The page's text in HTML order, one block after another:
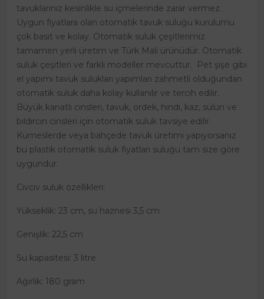
tavuklarınız kesinlikle su içmelerinde zarar vermez.
Uygun fiyatlara olan otomatik tavuk suluğu kurulumu
çok basit ve kolay. Otomatik suluk çeşitlerimiz
tamamen yerli üretim ve Türk Malı ürünüdür. Otomatik
suluk çeşitleri ve farklı modeller mevcuttur. Pet şişe gibi
el yapımı tavuk sulukları yapımları zahmetli olduğundan
otomatik suluk daha kolay kullanılır ve tercih edilir.
Büyük kanatlı cinsleri, tavuk, ördek, hindi, kaz, sülün ve
bıldırcın cinsleri için otomatik suluk tavsiye edilir.
Kümeslerde veya bahçede tavuk üretimi yapıyorsanız
bu plastik otomatik suluk fiyatları suluğu tam size göre
uygundur.
Civciv suluk özellikleri:
Yükseklik: 23 cm, su haznesi 3,5 cm
Genişlik: 22,5 cm
Su kapasitesi: 3 litre
Ağırlık: 180 gram